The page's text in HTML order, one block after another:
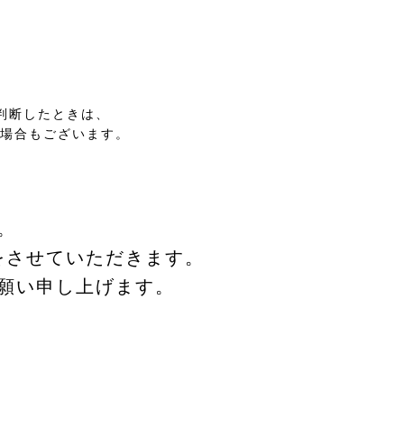
したときは、
合もございます。
せていただきます。
い申し上げます。